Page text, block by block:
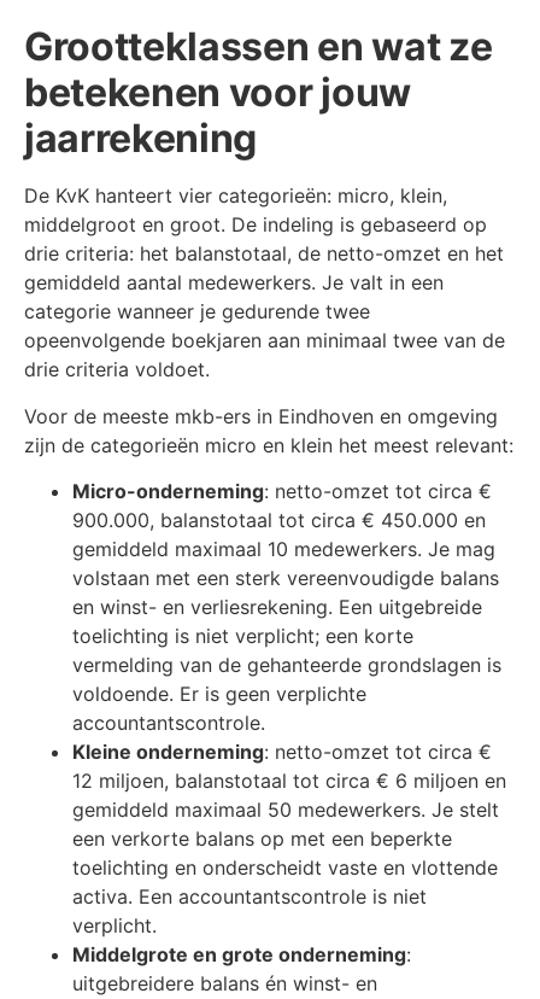
Grootteklassen en wat ze
betekenen voor jouw
jaarrekening
De KvK hanteert vier categorieën: micro, klein,
middelgroot en groot. De indeling is gebaseerd op
drie criteria: het balanstotaal, de netto-omzet en het
gemiddeld aantal medewerkers. Je valt in een
categorie wanneer je gedurende twee
opeenvolgende boekjaren aan minimaal twee van de
drie criteria voldoet.
Voor de meeste mkb-ers in Eindhoven en omgeving
zijn de categorieën micro en klein het meest relevant:
Micro-onderneming: netto-omzet tot circa €
900.000, balanstotaal tot circa € 450.000 en
gemiddeld maximaal 10 medewerkers. Je mag
volstaan met een sterk vereenvoudigde balans
en winst- en verliesrekening. Een uitgebreide
toelichting is niet verplicht; een korte
vermelding van de gehanteerde grondslagen is
voldoende. Er is geen verplichte
accountantscontrole.
Kleine onderneming: netto-omzet tot circa €
12 miljoen, balanstotaal tot circa € 6 miljoen en
gemiddeld maximaal 50 medewerkers. Je stelt
een verkorte balans op met een beperkte
toelichting en onderscheidt vaste en vlottende
activa. Een accountantscontrole is niet
verplicht.
Middelgrote en grote onderneming:
uitgebreidere balans én winst- en